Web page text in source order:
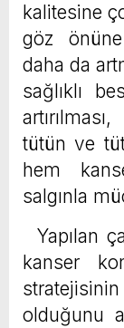
kalitesine
göz önüne
daha da
sağlıklı
tütün ve
hem
salgınla
Yapılan
kanser
olduğunu